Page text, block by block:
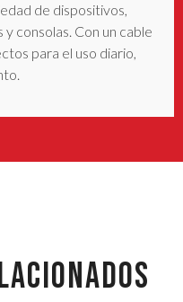
de dispositivos,
consolas. Con un cable
para el uso diario,